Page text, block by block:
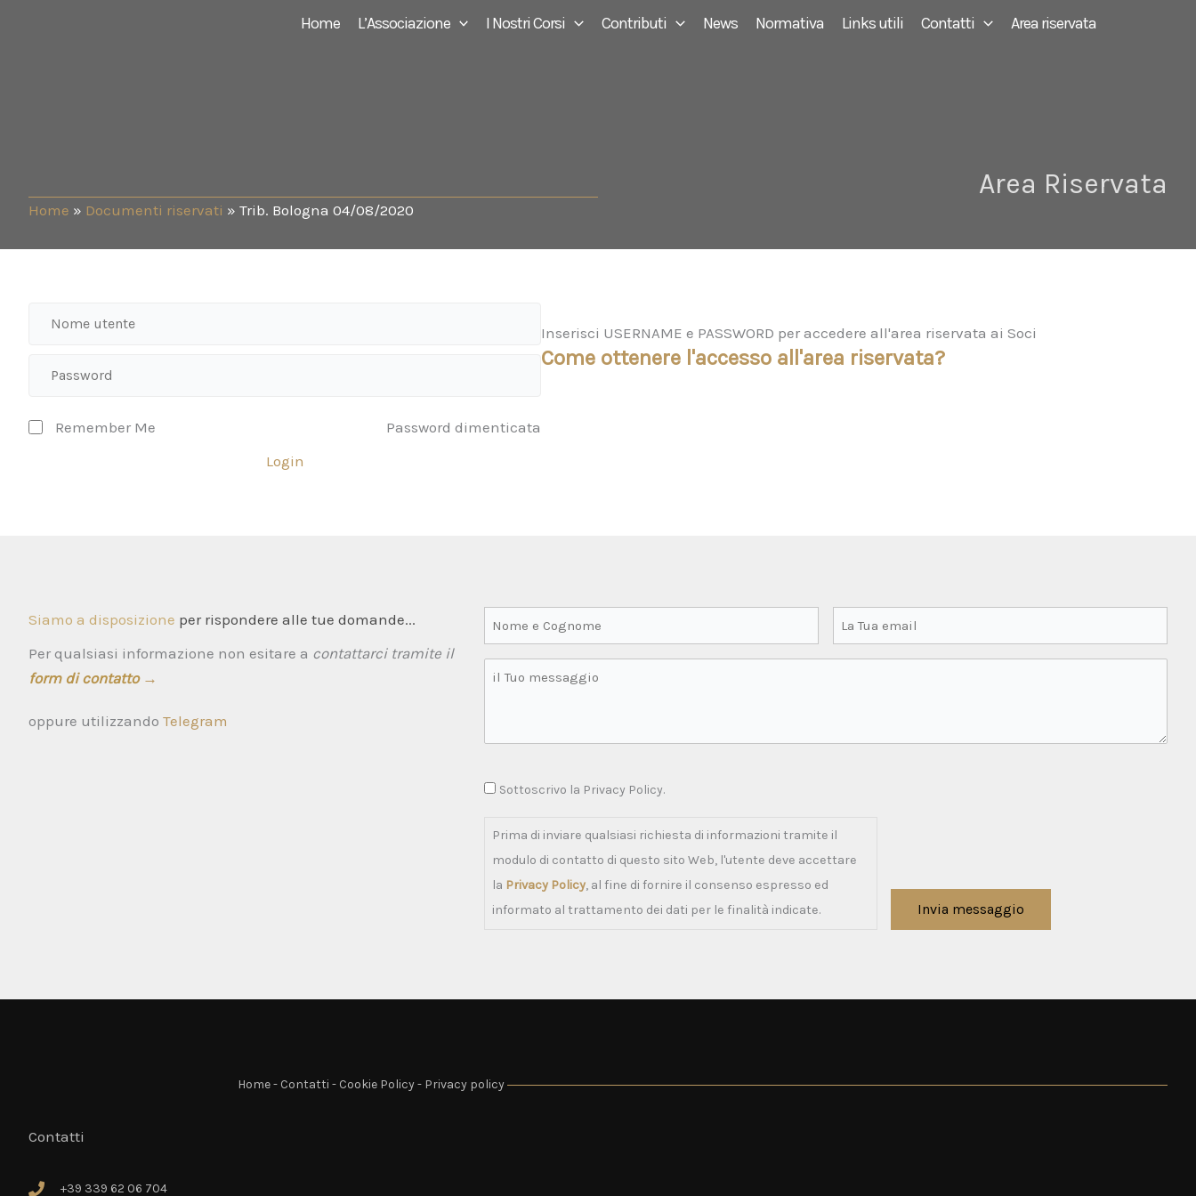
Home L’Associazione I Nostri Corsi Contributi News Normativa Links utili Contatti Area riservata
Area Riservata
Home » Documenti riservati » Trib. Bologna 04/08/2020
Password dimenticata
Remember Me
Login
Inserisci USERNAME e PASSWORD per accedere all'area riservata ai Soci
Come ottenere l'accesso all'area riservata?
Siamo a disposizione per rispondere alle tue domande...
Per qualsiasi informazione non esitare a contattarci tramite il
form di contatto→
oppure utilizzando Telegram
Sottoscrivo la Privacy Policy.
Prima di inviare qualsiasi richiesta di informazioni tramite il
modulo di contatto di questo sito Web, l'utente deve accettare
la Privacy Policy, al fine di fornire il consenso espresso ed
informato al trattamento dei dati per le finalità indicate.
Invia messaggio
Home- Contatti - Cookie Policy- Privacy policy
Contatti
+39 339 62 06 704